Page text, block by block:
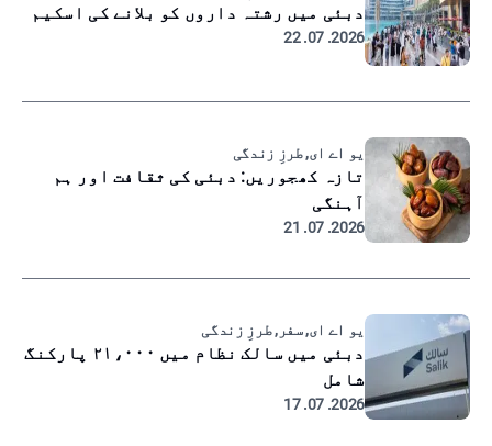
دبئی میں رشتہ داروں کو بلانے کی اسکیم
2026. 07. 22
یو اے ای, طرزِ زندگی
تازہ کھجوریں: دبئی کی ثقافت اور ہم
آہنگی
2026. 07. 21
یو اے ای, سفر, طرزِ زندگی
دبئی میں سالک نظام میں ۲۱،۰۰۰ پارکنگ
شامل
2026. 07. 17